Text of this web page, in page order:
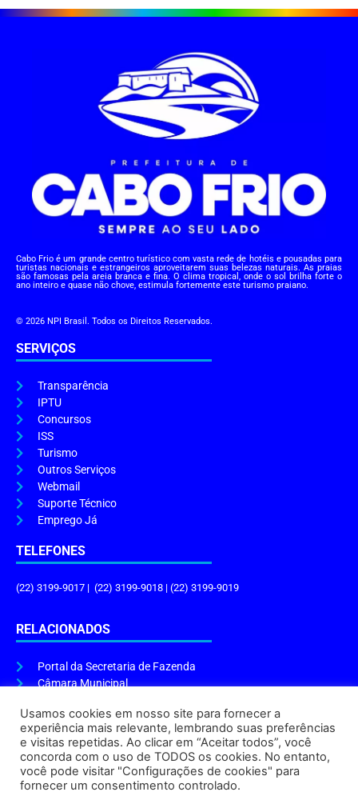
Cabo Frio é um grande centro turístico com vasta rede de hotéis e pousadas para
turistas nacionais e estrangeiros aproveitarem suas belezas naturais. As praias
são famosas pela areia branca e fina. O clima tropical, onde o sol brilha forte o
ano inteiro e quase não chove, estimula fortemente este turismo praiano.
© 2026 NPI Brasil. Todos os Direitos Reservados.
SERVIÇOS
Transparência
IPTU
Concursos
ISS
Turismo
Outros Serviços
Webmail
Suporte Técnico
Emprego Já
TELEFONES
(22) 3199-9017 | (22) 3199-9018 | (22) 3199-9019
RELACIONADOS
Portal da Secretaria de Fazenda
Câmara Municipal
ENDEREÇO E HORÁRIO
Endereço:Praça Tiradentes, s/n – Centro, Cabo Frio – RJ, 28906-290
Atendimento do Protocolo Geral da Prefeitura:9h às 16h
Usamos cookies em nosso site para fornecer a
experiência mais relevante, lembrando suas preferências
e visitas repetidas. Ao clicar em “Aceitar todos”, você
concorda com o uso de TODOS os cookies. No entanto,
você pode visitar "Configurações de cookies" para
fornecer um consentimento controlado.